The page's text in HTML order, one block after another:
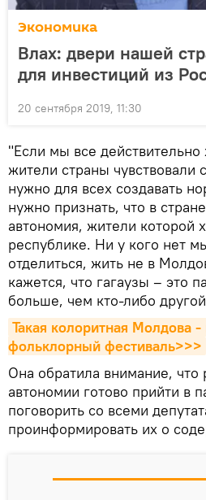
Экономика
Влах: двери нашей
для инвестиций из
20 сентября 2019, 11:30
"Если мы все действительно
жители страны чувствовали
нужно для всех создавать
нужно признать, что в стране
автономия, жители которой
республике. Ни у кого нет
отделиться, жить не в
кажется, что гагаузы – это
больше, чем кто-либо
Такая колоритная Молдова
фольклорный фестиваль>>>
Она обратила внимание, что
автономии готово прийти в
поговорить со всеми
проинформировать их о